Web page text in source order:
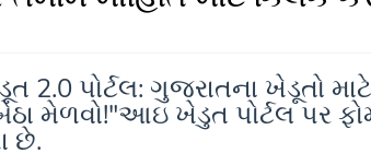
પોર્ટલ: ગુજરાતના ખેડૂતો
મેળવો!"આઇ ખેડુત પોર્ટલ પર
છે.